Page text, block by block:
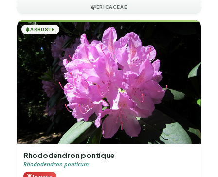
🍃ERICACEAE
🌲ARBUSTE
Rhododendron pontique
Rhododendron ponticum
Toxique